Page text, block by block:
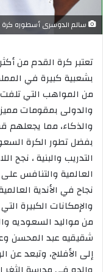
سالم الدوسرى أسطوره كرة
تعتبر كرة القدم من
بشعبية كبيرة في
من المواهب التي
والدولى بمقومات
والذكاء، مما يجعلهم
بفضل تطور الكرة
التدريب والبنية ،
العالمية والتنافس
نجاح في الأندية
والإمكانات الكبيرة
من مواليد السعوديه
شقيقيه عبد المحسن